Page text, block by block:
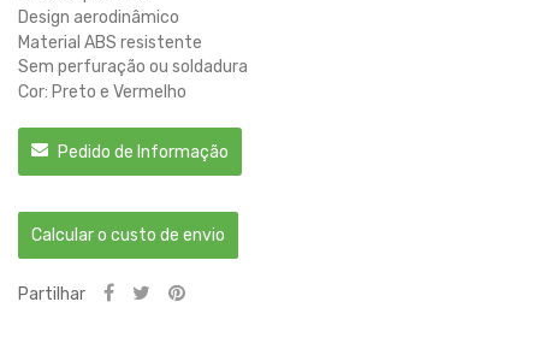
Design aerodinâmico
Material ABS resistente
Sem perfuração ou soldadura
Cor: Preto e Vermelho
Pedido de Informação
Calcular o custo de envio
Partilhar